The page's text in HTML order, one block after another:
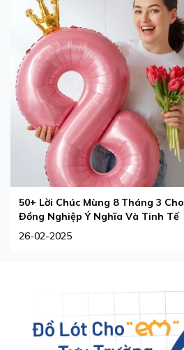
50+ Lời Chúc Mùng 8 Tháng 3 Cho
Đồng Nghiệp Ý Nghĩa Và Tinh Tế
26-02-2025